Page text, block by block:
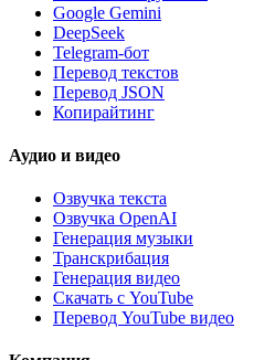
Google Gemini
DeepSeek
Telegram-бот
Перевод текстов
Перевод JSON
Копирайтинг
Аудио и видео
Озвучка текста
Озвучка OpenAI
Генерация музыки
Транскрибация
Генерация видео
Скачать с YouTube
Перевод YouTube видео